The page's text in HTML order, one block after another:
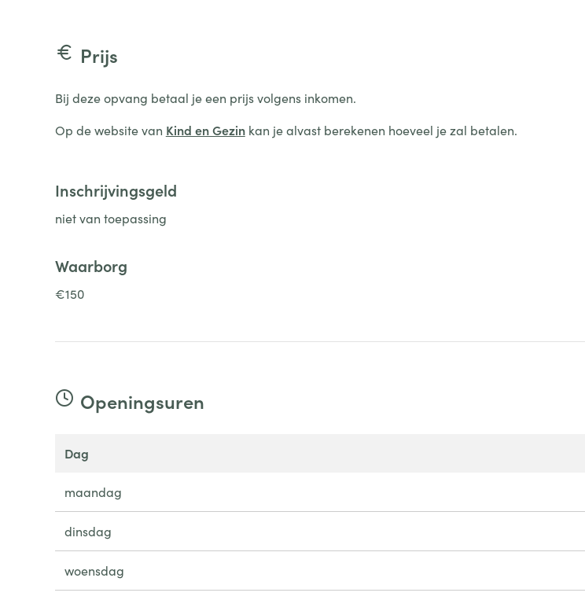
Prijs
Bij deze opvang betaal je een prijs volgens inkomen.
Op de website van Kind en Gezinkan je alvast berekenen hoeveel je zal betalen.
Inschrijvingsgeld
niet van toepassing
Waarborg
€150
Openingsuren
dag
maandag
dinsdag
woensdag